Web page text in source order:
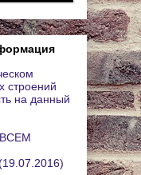
строений
на данный